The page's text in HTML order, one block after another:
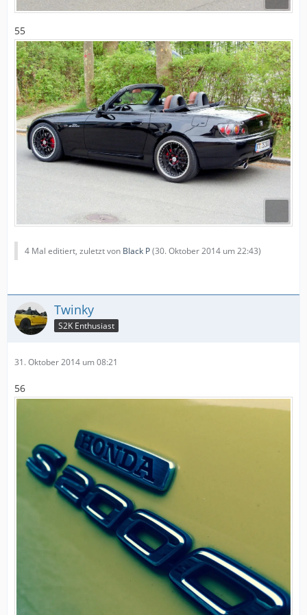
55
4 Mal editiert, zuletzt von Black P(30. Oktober 2014 um 22:43)
Twinky
S2K Enthusiast
31. Oktober 2014 um 08:21
56